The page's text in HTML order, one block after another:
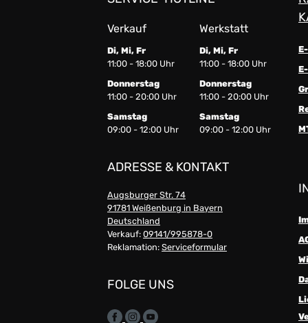
Verkauf Werkstatt
Di, Mi, Fr
11:00 - 18:00 Uhr
Di, Mi, Fr
11:00 - 18:00 Uhr
Donnerstag
11:00 - 20:00 Uhr
Donnerstag
11:00 - 20:00 Uhr
Samstag
09:00 - 12:00 Uhr
Samstag
09:00 - 12:00 Uhr
ADRESSE & KONTAKT
Augsburger Str. 74
91781 Weißenburg in Bayern
Deutschland
Verkauf: 09141/995878-0
Reklamation: Serviceformular
FOLGE UNS